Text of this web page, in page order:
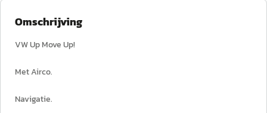
Omschrijving
VW Up Move Up!
Met Airco.
Navigatie.